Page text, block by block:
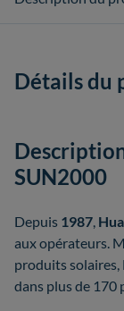
Détails du
SUN2000
Depuis 1987
aux opérateurs.
produits
dans plus de 170